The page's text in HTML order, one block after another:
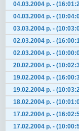
04.03.2004 р. -
04.03.2004 р. -
03.03.2004 р. -
02.03.2004 р. -
02.03.2004 р. -
20.02.2004 р. -
19.02.2004 р. -
19.02.2004 р. -
18.02.2004 р. -
17.02.2004 р. -
17.02.2004 р. -